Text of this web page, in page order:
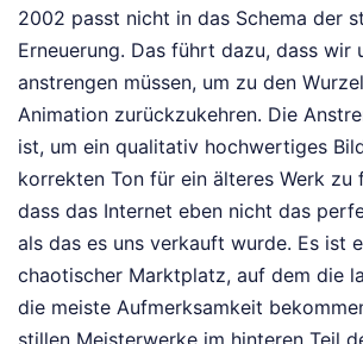
2002 passt nicht in das Schema der
Erneuerung. Das führt dazu, dass wir
anstrengen müssen, um zu den
Animation zurückzukehren. Die
ist, um ein qualitativ hochwertiges
korrekten Ton für ein älteres Werk zu
dass das Internet eben nicht das
als das es uns verkauft wurde. Es ist
chaotischer Marktplatz, auf dem die
die meiste Aufmerksamkeit